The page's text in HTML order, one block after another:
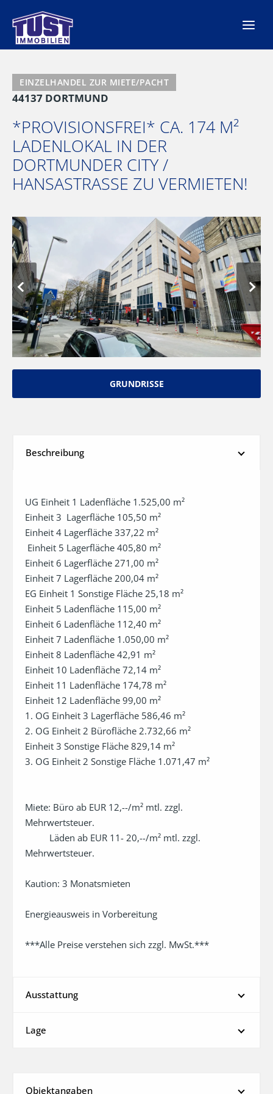
Inhalt
springen
EINZELHANDEL ZUR MIETE/PACHT
44137 DORTMUND
*PROVISIONSFREI* CA. 174 M²
LADENLOKAL IN DER
DORTMUNDER CITY /
HANSASTRASSE ZU VERMIETEN!
GRUNDRISSE
Beschreibung
UG Einheit 1 Ladenfläche 1.525,00 m²
Einheit 3  Lagerfläche 105,50 m²
Einheit 4 Lagerfläche 337,22 m²
Einheit 6 Lagerfläche 271,00 m²
Einheit 7 Lagerfläche 200,04 m²
EG Einheit 1 Sonstige Fläche 25,18 m²
Einheit 5 Ladenfläche 115,00 m²
Einheit 6 Ladenfläche 112,40 m²
Einheit 7 Ladenfläche 1.050,00 m²
Einheit 8 Ladenfläche 42,91 m²
Einheit 10 Ladenfläche 72,14 m²
Einheit 11 Ladenfläche 174,78 m²
Einheit 12 Ladenfläche 99,00 m²
1. OG Einheit 3 Lagerfläche 586,46 m²
2. OG Einheit 2 Bürofläche 2.732,66 m²
Einheit 3 Sonstige Fläche 829,14 m²
3. OG Einheit 2 Sonstige Fläche 1.071,47 m²
Miete: Büro ab EUR 12,--/m² mtl. zzgl.
Mehrwertsteuer.
Mehrwertsteuer.
Kaution: 3 Monatsmieten
Energieausweis in Vorbereitung
***Alle Preise verstehen sich zzgl. MwSt.***
Ausstattung
Lage
Objektangaben